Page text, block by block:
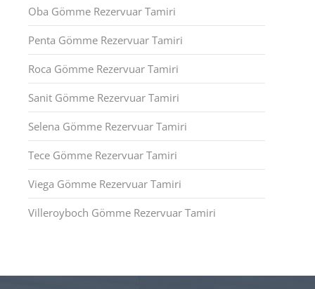
Oba Gömme Rezervuar Tamiri
Penta Gömme Rezervuar Tamiri
Roca Gömme Rezervuar Tamiri
Sanit Gömme Rezervuar Tamiri
Selena Gömme Rezervuar Tamiri
Tece Gömme Rezervuar Tamiri
Viega Gömme Rezervuar Tamiri
Villeroyboch Gömme Rezervuar Tamiri